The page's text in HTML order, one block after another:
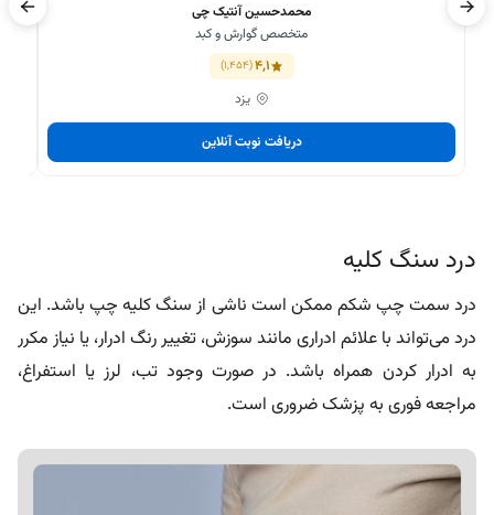
محمدحسین آنتیک چی
متخصص گوارش و کبد
4,1
(1,454)
یزد
دریافت نوبت آنلاین
درد سنگ کلیه
درد سمت چپ شکم ممکن است ناشی از سنگ کلیه چپ باشد. این
درد می‌تواند با علائم ادراری مانند سوزش، تغییر رنگ ادرار، یا نیاز مکرر
به ادرار کردن همراه باشد. در صورت وجود تب، لرز یا استفراغ،
مراجعه فوری به پزشک ضروری است.